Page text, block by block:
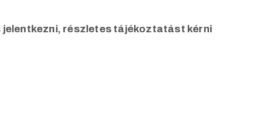
jelentkezni, részletes tájékoztatást kérni